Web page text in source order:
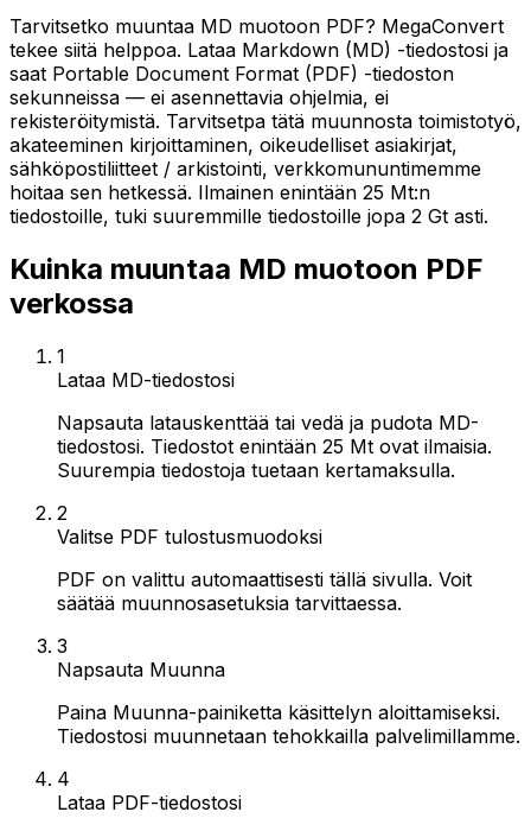
Tarvitsetko muuntaa MD muotoon PDF? MegaConvert
tekee siitä helppoa. Lataa Markdown (MD) -tiedostosi ja
saat Portable Document Format (PDF) -tiedoston
sekunneissa — ei asennettavia ohjelmia, ei
rekisteröitymistä. Tarvitsetpa tätä muunnosta toimistotyö,
akateeminen kirjoittaminen, oikeudelliset asiakirjat,
sähköpostiliitteet / arkistointi, verkkomununtimemme
hoitaa sen hetkessä. Ilmainen enintään 25 Mt:n
tiedostoille, tuki suuremmille tiedostoille jopa 2 Gt asti.
Kuinka muuntaa MD muotoon PDF
verkossa
1
Lataa MD-tiedostosi
Napsauta latauskenttää tai vedä ja pudota MD-
tiedostosi. Tiedostot enintään 25 Mt ovat ilmaisia.
Suurempia tiedostoja tuetaan kertamaksulla.
2
Valitse PDF tulostusmuodoksi
PDF on valittu automaattisesti tällä sivulla. Voit
säätää muunnosasetuksia tarvittaessa.
3
Napsauta Muunna
Paina Muunna-painiketta käsittelyn aloittamiseksi.
Tiedostosi muunnetaan tehokkailla palvelimillamme.
4
Lataa PDF-tiedostosi